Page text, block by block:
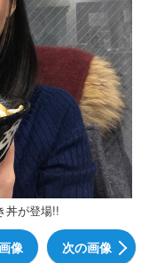
丼が登場!!
像 次の画像